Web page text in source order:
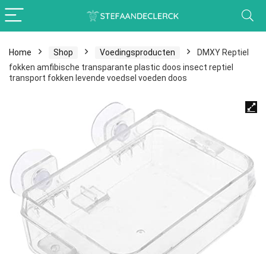
Home Shop Voedingsproducten
DMXY Reptiel
fokken amfibische transparante plastic doos insect reptiel
transport fokken levende voedsel voeden doos